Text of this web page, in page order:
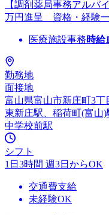
【調剤薬局事務アルバ
万円進呈 資格・経験一
医療施設事務時給
勤務地
面接地
富山県富山市新庄町3丁
東新庄駅、稲荷町(富山
中学校前駅
シフト
1日3時間 週3日からOK
交通費支給
未経験OK